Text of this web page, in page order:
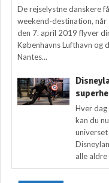
De rejselystne danskere
weekend-destination, når
den 7. april 2019 flyver
Københavns Lufthavn og
Nantes...
Hver
kan du
alle aldre